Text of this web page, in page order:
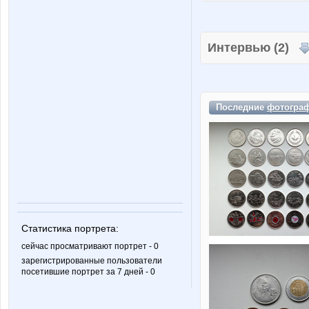
Статистика портрета:
сейчас просматривают портрет - 0
зарегистрированные пользователи
посетившие портрет за 7 дней - 0
Интервью (2)
Последние